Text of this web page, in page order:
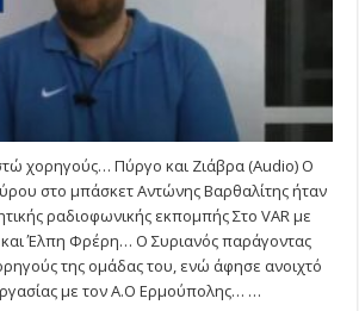
χορηγούς… Πύργο και Ζιάβρα (Audio) Ο
στο μπάσκετ Αντώνης Βαρθαλίτης ήταν
ραδιοφωνικής εκπομπής Στο VAR με
Έλπη Φρέρη… Ο Συριανός παράγοντας
της ομάδας του, ενώ άφησε ανοιχτό
με τον Α.Ο Ερμούπολης… …